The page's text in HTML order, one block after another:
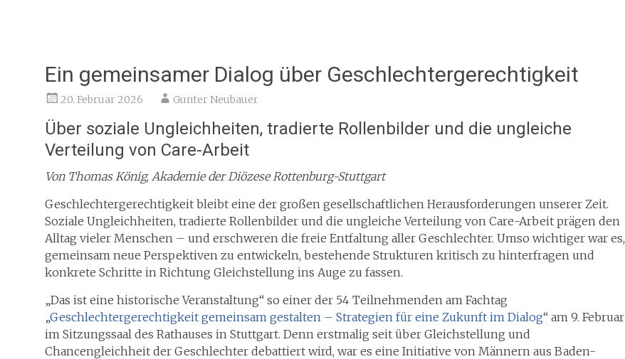
Ein gemeinsamer Dialog über Geschlechtergerechtigkeit
20. Februar 2026 Gunter Neubauer
Über soziale Ungleichheiten, tradierte Rollenbilder und die ungleiche
Verteilung von Care-Arbeit
Von Thomas König, Akademie der Diözese Rottenburg-Stuttgart
Geschlechtergerechtigkeit bleibt eine der großen gesellschaftlichen Herausforderungen unserer Zeit.
Soziale Ungleichheiten, tradierte Rollenbilder und die ungleiche Verteilung von Care-Arbeit prägen den
Alltag vieler Menschen – und erschweren die freie Entfaltung aller Geschlechter. Umso wichtiger war es,
gemeinsam neue Perspektiven zu entwickeln, bestehende Strukturen kritisch zu hinterfragen und
konkrete Schritte in Richtung Gleichstellung ins Auge zu fassen.
„Das ist eine historische Veranstaltung“ so einer der 54 Teilnehmenden am Fachtag
„Geschlechtergerechtigkeit gemeinsam gestalten – Strategien für eine Zukunft im Dialog“ am 9. Februar
im Sitzungssaal des Rathauses in Stuttgart. Denn erstmalig seit über Gleichstellung und
Chancengleichheit der Geschlechter debattiert wird, war es eine Initiative von Männern aus Baden-